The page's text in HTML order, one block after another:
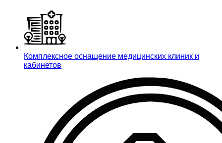
Комплексное оснащение медицинских клиник и
кабинетов